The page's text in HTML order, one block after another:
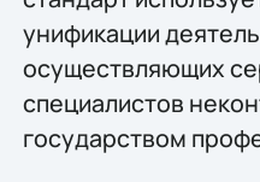
унификации
осуществляющих
специалистов
государством